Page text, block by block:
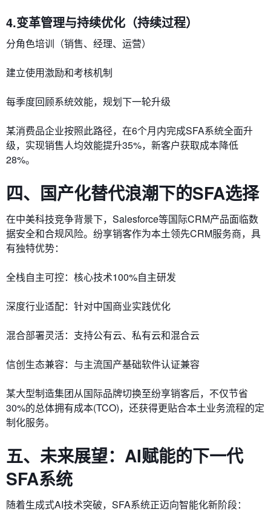
4.变革管理与持续优化​​（持续过程）
分角色培训（销售、经理、运营）
建立使用激励和考核机制
每季度回顾系统效能，规划下一轮升级
某消费品企业按照此路径，在6个月内完成SFA系统全面升
级，实现销售人均效能提升35%，新客户获取成本降低
28%。
四、国产化替代浪潮下的SFA选择
在中美科技竞争背景下，Salesforce等国际CRM产品面临数
据安全和合规风险。纷享销客作为本土领先CRM服务商，具
有独特优势：
​​全栈自主可控​​：核心技术100%自主研发
​​深度行业适配​​：针对中国商业实践优化
​​混合部署灵活​​：支持公有云、私有云和混合云
​​信创生态兼容​​：与主流国产基础软件认证兼容
某大型制造集团从国际品牌切换至纷享销客后，不仅节省
30%的总体拥有成本(TCO)，还获得更贴合本土业务流程的定
制化服务。
五、未来展望：AI赋能的下一代
SFA系统
随着生成式AI技术突破，SFA系统正迈向智能化新阶段：